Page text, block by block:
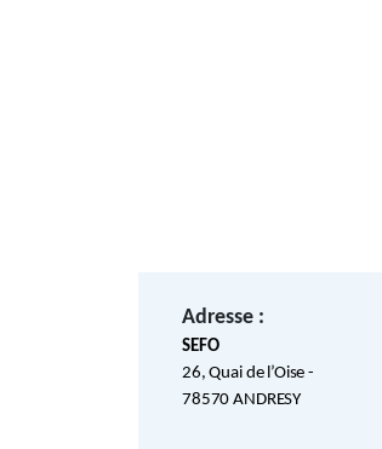
Adresse :
SEFO
26, Quai de l’Oise -
78570 ANDRESY